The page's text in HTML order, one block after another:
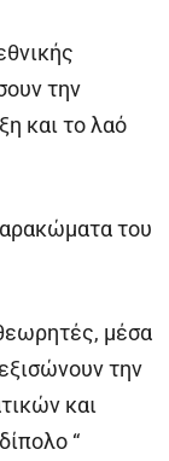
την
και το λαό
του
μέσα
την
και
“